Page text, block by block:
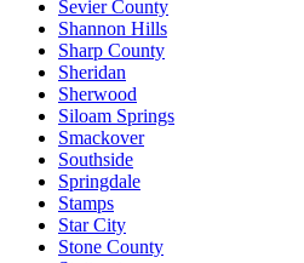
Sevier County
Shannon Hills
Sharp County
Sheridan
Sherwood
Siloam Springs
Smackover
Southside
Springdale
Stamps
Star City
Stone County